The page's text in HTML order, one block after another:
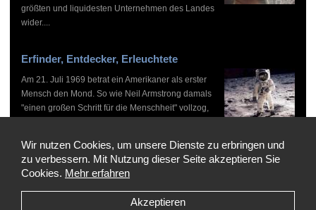
größten und liquidesten Unternehmen des Landes
wider....
Erfinder, Entdecker, Erleuchtete
Am 21. Juli 1969 betrat ein Amerikaner als erster
Mensch den Mond. So wie Neil Armstrong damals
"einen großen Schritt für die Menschheit" vollzog,
Copyright © 1999-2026 by WHO'S WHO, Alle Rechte vorbehalten
Wir nutzen Cookies, um unsere Dienste zu erbringen und
zu verbessern. Mit Nutzung dieser Seite akzeptieren Sie
Cookies. Mehr erfahren
Akzeptieren